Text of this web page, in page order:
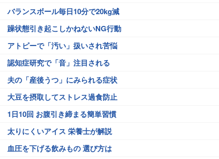
バランスボール毎日10分で20kg減
躁状態引き起こしかねないNG行動
アトピーで「汚い」扱いされ苦悩
認知症研究で「音」注目される
夫の「産後うつ」にみられる症状
大豆を摂取してストレス過食防止
1日10回 お腹引き締まる簡単習慣
太りにくいアイス 栄養士が解説
血圧を下げる飲みもの 選び方は